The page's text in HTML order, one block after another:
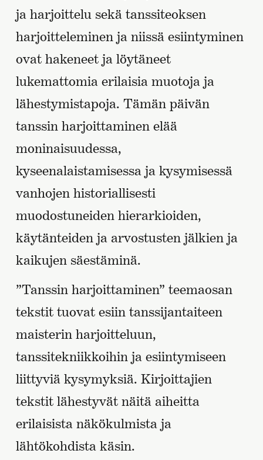
ja harjoittelu sekä tanssiteoksen
harjoitteleminen ja niissä esiintyminen
ovat hakeneet ja löytäneet
lukemattomia erilaisia muotoja ja
lähestymistapoja. Tämän päivän
tanssin harjoittaminen elää
moninaisuudessa,
kyseenalaistamisessa ja kysymisessä
vanhojen historiallisesti
muodostuneiden hierarkioiden,
käytänteiden ja arvostusten jälkien ja
kaikujen säestäminä.
”Tanssin harjoittaminen” teemaosan
tekstit tuovat esiin tanssijantaiteen
maisterin harjoitteluun,
tanssitekniikkoihin ja esiintymiseen
liittyviä kysymyksiä. Kirjoittajien
tekstit lähestyvät näitä aiheitta
erilaisista näkökulmista ja
lähtökohdista käsin.
sivu